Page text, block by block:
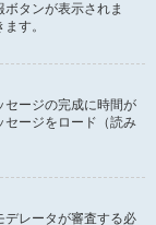
タンが表示されま
す。
セージの完成に時間が
セージをロード（読み
デレータが審査する必